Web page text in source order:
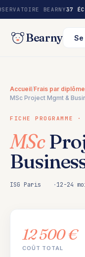
contenu BEARNY37
Bearny
Accueil/Frais par diplôme
MSc Project Mgmt &
FICHE PROGRAMME
MSc
ISG Paris 12-24
12 500 €
COÛT TOTAL